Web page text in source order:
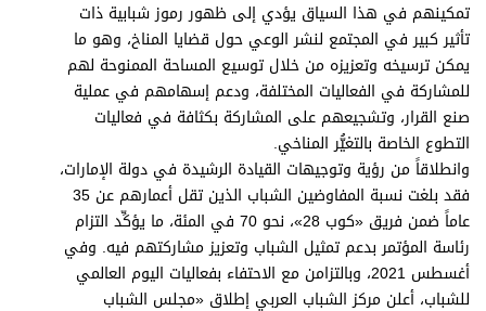
تمكينهم في هذا السياق يؤدي إلى ظهور رموز شبابية ذات
تأثير كبير في المجتمع لنشر الوعي حول قضايا المناخ، وهو ما
يمكن ترسيخه وتعزيزه من خلال توسيع المساحة الممنوحة لهم
للمشاركة في الفعاليات المختلفة، ودعم إسهامهم في عملية
صنع القرار، وتشجيعهم على المشاركة بكثافة في فعاليات
التطوع الخاصة بالتغيُّر المناخي.
وانطلاقاً من رؤية وتوجيهات القيادة الرشيدة في دولة الإمارات،
فقد بلغت نسبة المفاوضين الشباب الذين تقل أعمارهم عن 35
عاماً ضمن فريق «كوب 28»، نحو 70 في المئة، ما يؤكِّد التزام
رئاسة المؤتمر بدعم تمثيل الشباب وتعزيز مشاركتهم فيه. وفي
أغسطس 2021، وبالتزامن مع الاحتفاء بفعاليات اليوم العالمي
للشباب، أعلن مركز الشباب العربي إطلاق «مجلس الشباب